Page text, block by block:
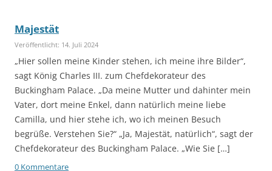
Majestät
Veröffentlicht: 14. Juli 2024
„Hier sollen meine Kinder stehen, ich meine ihre Bilder“,
sagt König Charles III. zum Chefdekorateur des
Buckingham Palace. „Da meine Mutter und dahinter mein
Vater, dort meine Enkel, dann natürlich meine liebe
Camilla, und hier stehe ich, wo ich meinen Besuch
begrüße. Verstehen Sie?“ „Ja, Majestät, natürlich“, sagt der
Chefdekorateur des Buckingham Palace. „Wie Sie […]
0 Kommentare